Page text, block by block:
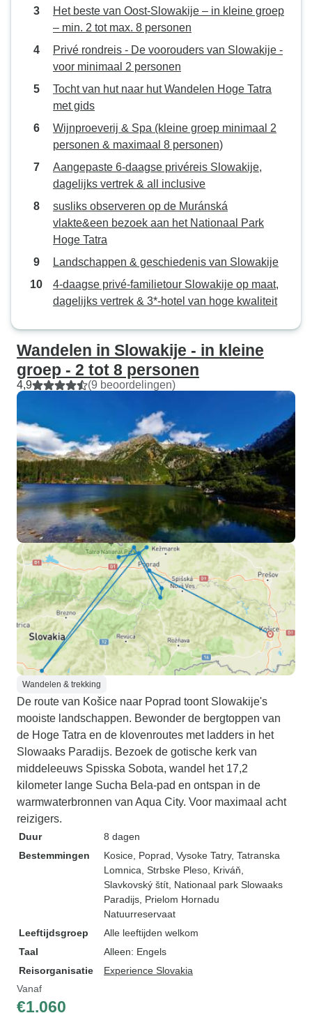
Experience Slovakia, echt
geweldig.
Het beste van Oost-Slowakije – in kleine groep
– min. 2 tot max. 8 personen
Privé rondreis - De voorouders van Slowakije -
voor minimaal 2 personen
Tocht van hut naar hut Wandelen Hoge Tatra
met gids
Wijnproeverij & Spa (kleine groep minimaal 2
personen & maximaal 8 personen)
Aangepaste 6-daagse privéreis Slowakije,
dagelijks vertrek & all inclusive
susliks observeren op de Muránská
vlakte&een bezoek aan het Nationaal Park
Hoge Tatra
Landschappen & geschiedenis van Slowakije
4-daagse privé-familietour Slowakije op maat,
dagelijks vertrek & 3*-hotel van hoge kwaliteit
Wandelen in Slowakije - in kleine
groep - 2 tot 8 personen
4,9 (9 beoordelingen)
Wandelen & trekking
De route van Košice naar Poprad toont Slowakije's
mooiste landschappen. Bewonder de bergtoppen van
de Hoge Tatra en de klovenroutes met ladders in het
Slowaaks Paradijs. Bezoek de gotische kerk van
middeleeuws Spisska Sobota, wandel het 17,2
kilometer lange Sucha Bela-pad en ontspan in de
warmwaterbronnen van Aqua City. Voor maximaal acht
reizigers.
Duur
8 dagen
Bestemmingen
Kosice , Poprad , Vysoke Tatry, Tatranska
Lomnica , Strbske Pleso , Kriváň
Slavkovský štít , Nationaal park Slowaaks
Paradijs , Prielom Hornadu
Natuurreservaat
Leeftijdsgroep
Alle leeftijden welkom
Taal
Alleen: Engels
Reisorganisatie
Experience Slovakia
Vanaf
€1.060